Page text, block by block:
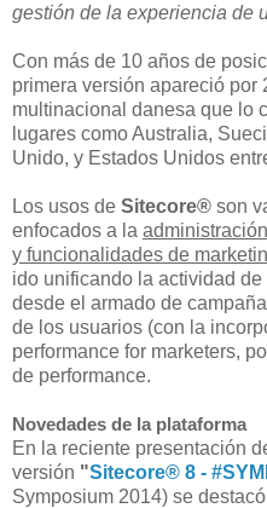
gestión de la experiencia de
Con más de 10 años de
primera versión apareció por
multinacional danesa que lo
lugares como Australia,
Unido, y Estados Unidos
Los usos de Sitecore® son
enfocados a la
y funcionalidades de
ido unificando la actividad
desde el armado de
de los usuarios (con la
performance for marketers,
de performance.
Novedades de la plataforma
En la reciente presentación
versión "Sitecore® 8 -
Symposium 2014) se